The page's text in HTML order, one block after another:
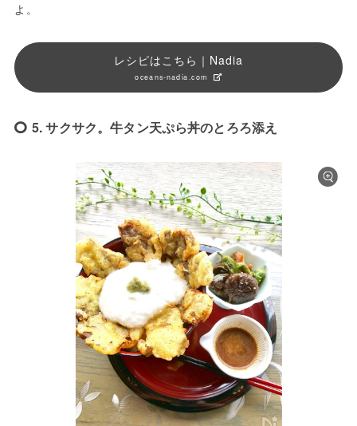
よ。
レシピはこちら｜Nadia
oceans-nadia.com
5. サクサク。牛タン天ぷら丼のとろろ添え